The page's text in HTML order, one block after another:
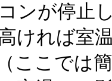
ンが停止
ければ室
ここでは